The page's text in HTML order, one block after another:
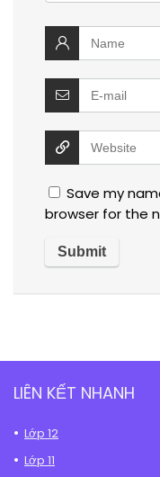
Save my
browser for the
LIÊN KẾT NHANH
Lớp 12
Lớp 11